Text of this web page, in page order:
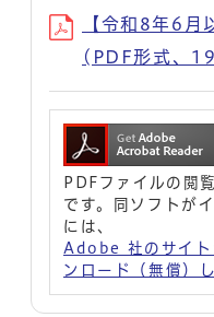
【令和8年6月
(PDF形式、
PDFファイルの閲
です。同ソフトが
には、
Adobe 社のサイ
ンロード（無償）